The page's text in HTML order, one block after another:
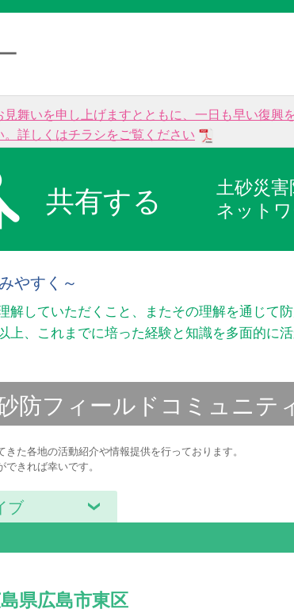
舞いを申し上げますとともに、一日も早い復興
詳しくはチラシをご覧ください
共有する
土砂災
ネット
やすく～
していただくこと、またその理解を通じて
、これまでに培った経験と知識を多面的に
防フィールド コミュニテ
た各地の活動紹介や情報提供を行っております。
きれば幸いです。
ブ
県広島市東区